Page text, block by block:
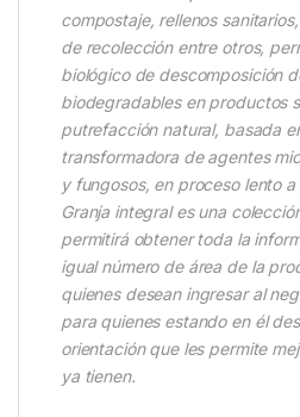
compostaje, rellenos
de recolección entre otros,
biológico de descomposición
biodegradables en productos
putrefacción natural, basada
transformadora de agentes
y fungosos, en proceso lento
Granja integral es una
permitirá obtener toda la
igual número de área de la
quienes desean ingresar al
para quienes estando en él
orientación que les permite
ya tienen.